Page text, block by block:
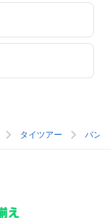
タイツアー バン